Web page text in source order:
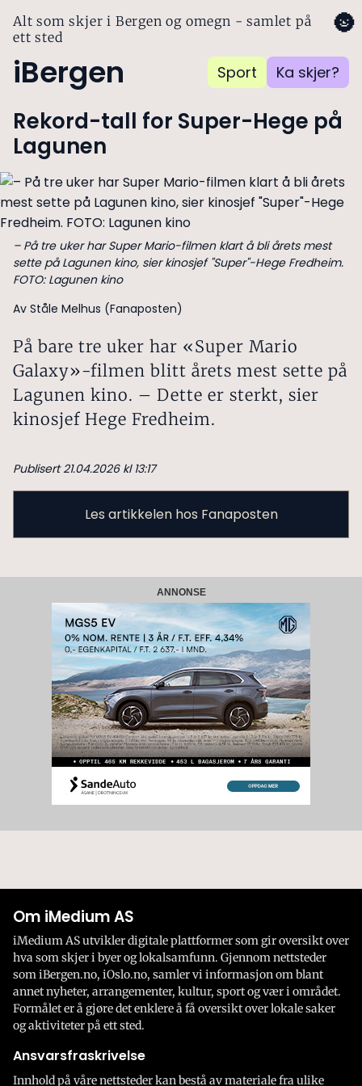
Alt som skjer i Bergen og omegn - samlet på
ett sted
iBergen Sport Ka skjer?
🌚
Rekord-tall for Super-Hege på
Lagunen
– På tre uker har Super Mario-filmen klart å bli årets mest
sette på Lagunen kino, sier kinosjef "Super"-Hege Fredheim.
FOTO: Lagunen kino
Av Ståle Melhus (Fanaposten)
På bare tre uker har «Super Mario
Galaxy»-filmen blitt årets mest sette på
Lagunen kino. – Dette er sterkt, sier
kinosjef Hege Fredheim.
Publisert 21.04.2026 kl 13:17
Les artikkelen hos Fanaposten
ANNONSE
Om iMedium AS
iMedium AS utvikler digitale plattformer som gir oversikt over
hva som skjer i byer og lokalsamfunn. Gjennom nettsteder
som iBergen.no, iOslo.no, samler vi informasjon om blant
annet nyheter, arrangementer, kultur, sport og vær i området.
Formålet er å gjøre det enklere å få oversikt over lokale saker
og aktiviteter på ett sted.
Ansvarsfraskrivelse
Innhold på våre nettsteder kan bestå av materiale fra ulike